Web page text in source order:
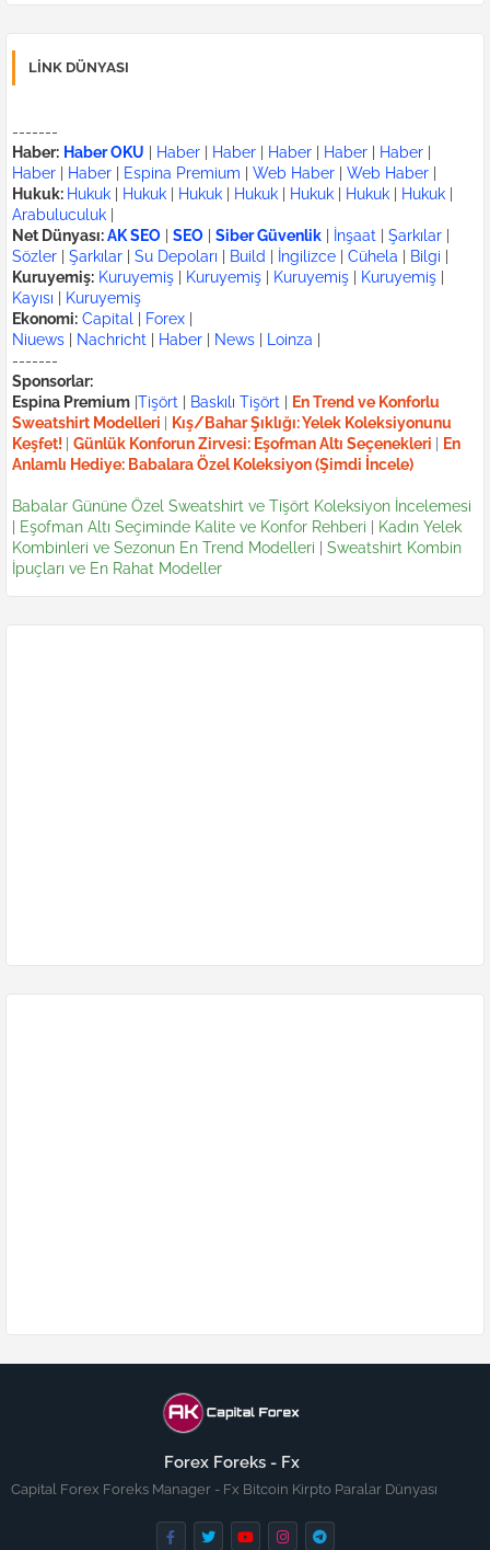
LINK DÜNYASI
-------
Haber: Haber OKU | Haber | Haber | Haber | Haber | Haber |
Haber | Haber | Espina Premium | Web Haber | Web Haber |
Hukuk: Hukuk | Hukuk | Hukuk | Hukuk | Hukuk | Hukuk | Hukuk |
Arabuluculuk |
Net Dünyası:AK SEO | SEO | Siber Güvenlik | İnşaat | Şarkılar |
Sözler | Şarkılar | Su Depoları | Build | İngilizce | Cühela | Bilgi |
Kuruyemiş: Kuruyemiş | Kuruyemiş | Kuruyemiş | Kuruyemiş |
Kayısı | Kuruyemiş
Ekonomi: Capital | Forex |
Niuews | Nachricht | Haber | News | Loinza |
-------
Sponsorlar:
Espina Premium |Tişört | Baskılı Tişört | En Trend ve Konforlu
Sweatshirt Modelleri | Kış/Bahar Şıklığı: Yelek Koleksiyonunu
Keşfet! | Günlük Konforun Zirvesi: Eşofman Altı Seçenekleri | En
Anlamlı Hediye: Babalara Özel Koleksiyon (Şimdi İncele)
Babalar Gününe Özel Sweatshirt ve Tişört Koleksiyon İncelemesi
| Eşofman Altı Seçiminde Kalite ve Konfor Rehberi | Kadın Yelek
Kombinleri ve Sezonun En Trend Modelleri | Sweatshirt Kombin
İpuçları ve En Rahat Modeller
Forex Foreks - Fx
Capital Forex Foreks Manager - Fx Bitcoin Kirpto Paralar Dünyası